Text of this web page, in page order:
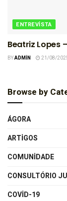
ENTREVISTA
Beatriz Lopes
BYADMIN 21/08/
Browse by
ÁGORA
ARTIGOS
COMUNIDADE
CONSULTÓRIO
COVID-19